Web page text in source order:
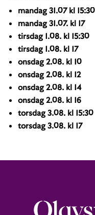
mandag 31.07 kl 15:30
mandag 31.07. kl 17
tirsdag 1.08. kl 15:30
tirsdag 1.08. kl 17
onsdag 2.08. kl 10
onsdag 2.08. kl 12
onsdag 2.08. kl 14
onsdag 2.08. kl 16
torsdag 3.08. kl 15:30
torsdag 3.08. kl 17